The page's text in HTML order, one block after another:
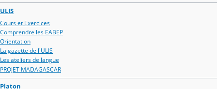
ULIS
Cours et Exercices
Comprendre les EABEP
Orientation
La gazette de l'ULIS
Les ateliers de langue
PROJET MADAGASCAR
Platon